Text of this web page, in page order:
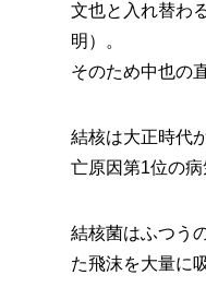
文也と入れ替わ
明）。
そのため中也の
結核は大正時代
亡原因第1位の病
結核菌はふつう
た飛沫を大量に